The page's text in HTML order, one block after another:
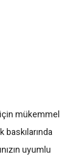
için mükemmel
uyumlu